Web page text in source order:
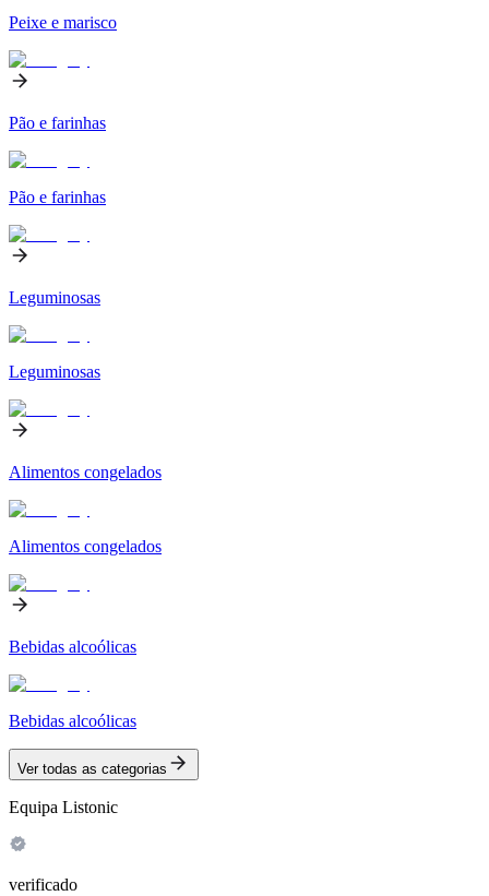
Peixe e marisco
Pão e farinhas
Pão e farinhas
Leguminosas
Leguminosas
Alimentos congelados
Alimentos congelados
Bebidas alcoólicas
Bebidas alcoólicas
Ver todas as categorias
Equipa Listonic
verificado